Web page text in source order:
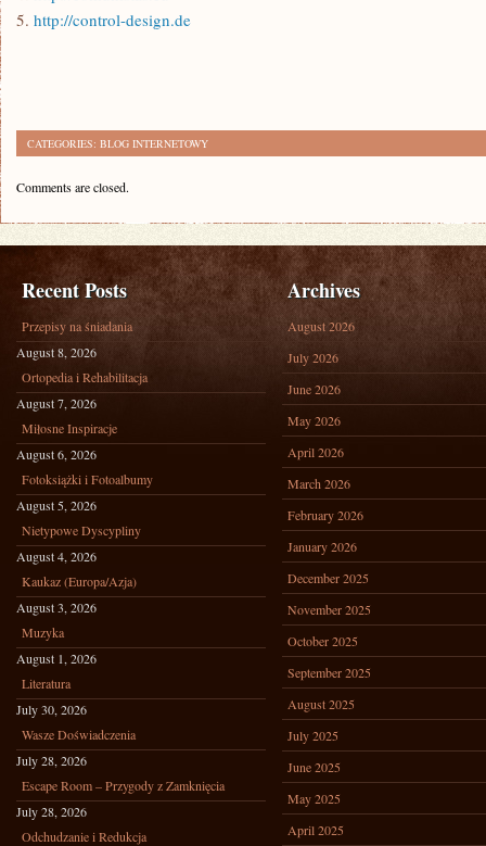
5. http://control-design.de
CATEGORIES: BLOG INTERNETOWY
Comments are closed.
Recent Posts
Przepisy na śniadania
August 8, 2026
Ortopedia i Rehabilitacja
August 7, 2026
Miłosne Inspiracje
August 6, 2026
Fotoksiążki i Fotoalbumy
August 5, 2026
Nietypowe Dyscypliny
August 4, 2026
Kaukaz (Europa/Azja)
August 3, 2026
Muzyka
August 1, 2026
Literatura
July 30, 2026
Wasze Doświadczenia
July 28, 2026
Escape Room – Przygody z Zamknięcia
July 28, 2026
Odchudzanie i Redukcja
Archives
August 2026
July 2026
June 2026
May 2026
April 2026
March 2026
February 2026
January 2026
December 2025
November 2025
October 2025
September 2025
August 2025
July 2025
June 2025
May 2025
April 2025